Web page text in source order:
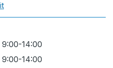
9:00-14:00
9:00-14:00